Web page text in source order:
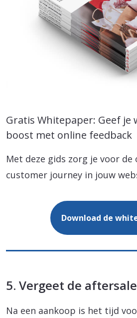
Gratis Whitepaper: Geef je
boost met online feedback
Met deze gids zorg je voor de
customer journey in jouw
Download de
5. Vergeet de
Na een aankoop is het tijd